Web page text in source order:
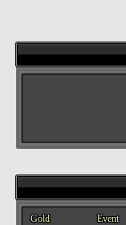
Gold
Event